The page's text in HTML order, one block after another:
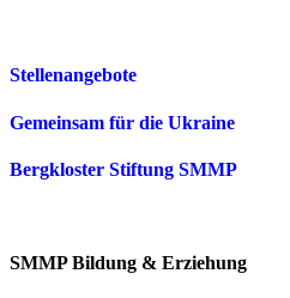
Stellenangebote
Gemeinsam für die Ukraine
Bergkloster Stiftung SMMP
SMMP Bildung & Erziehung